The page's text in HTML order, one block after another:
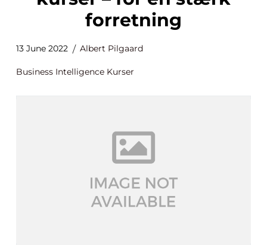
forretning
13 June 2022 Albert Pilgaard
Business Intelligence Kurser